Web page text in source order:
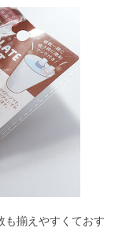
も揃えやすくておす